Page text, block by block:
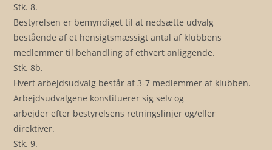
Stk. 8.
Bestyrelsen er bemyndiget til at nedsætte udvalg
bestående af et hensigtsmæssigt antal af klubbens
medlemmer til behandling af ethvert anliggende.
Stk. 8b.
Hvert arbejdsudvalg består af 3-7 medlemmer af klubben.
Arbejdsudvalgene konstituerer sig selv og
arbejder efter bestyrelsens retningslinjer og/eller
direktiver.
Stk. 9.